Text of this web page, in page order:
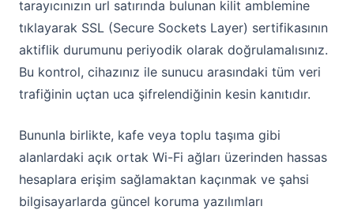
tarayıcınızın url satırında bulunan kilit amblemine
tıklayarak SSL (Secure Sockets Layer) sertifikasının
aktiflik durumunu periyodik olarak doğrulamalısınız.
Bu kontrol, cihazınız ile sunucu arasındaki tüm veri
trafiğinin uçtan uca şifrelendiğinin kesin kanıtıdır.
Bununla birlikte, kafe veya toplu taşıma gibi
alanlardaki açık ortak Wi-Fi ağları üzerinden hassas
hesaplara erişim sağlamaktan kaçınmak ve şahsi
bilgisayarlarda güncel koruma yazılımları